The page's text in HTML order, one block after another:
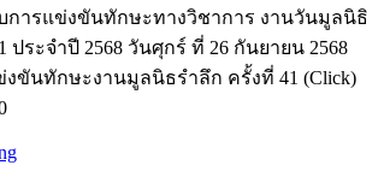
บการแข่งขันทักษะทางวิชาการ งานวันมูลนิธิ
ประจำปี 2568 วันศุกร์ ที่ 26 กันยายน 2568
งขันทักษะงานมูลนิธรำลึก ครั้งที่ 41 (Click)